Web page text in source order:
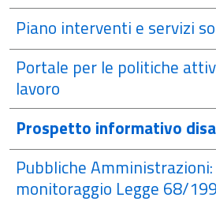
Piano interventi e servizi
Portale per le politiche
lavoro
Prospetto informativo
Pubbliche Amministrazioni:
monitoraggio Legge 68/